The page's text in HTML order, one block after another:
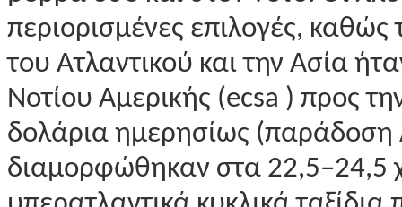
περιορισμένες επιλογές,
του Ατλαντικού και την Ασία
Νοτίου Αμερικής (ecsa ) προς
δολάρια ημερησίως
διαμορφώθηκαν στα 22,5–24,5